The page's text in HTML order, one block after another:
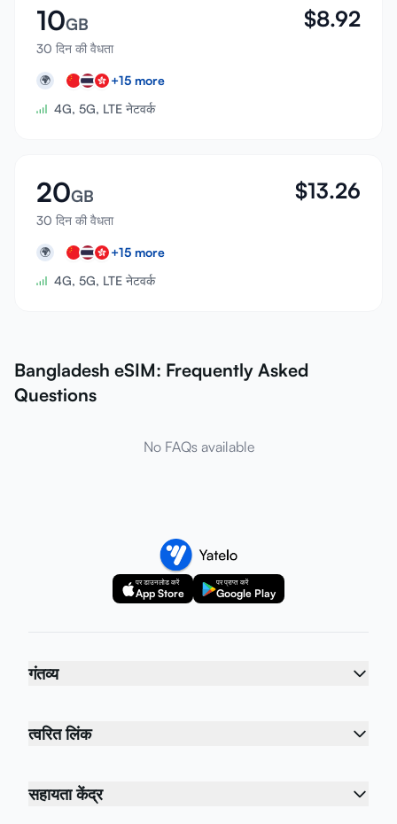
10GB
30 दिन की वैधता
$8.92
🌍 +15 more
4G, 5G, LTE नेटवर्क
20GB
30 दिन की वैधता
$13.26
🌍 +15 more
4G, 5G, LTE नेटवर्क
Bangladesh eSIM: Frequently Asked
Questions
No FAQs available
पर डाउनलोड करें
App Store
पर प्राप्त करें
Google Play
गंतव्य
त्वरित लिंक
सहायता केंद्र